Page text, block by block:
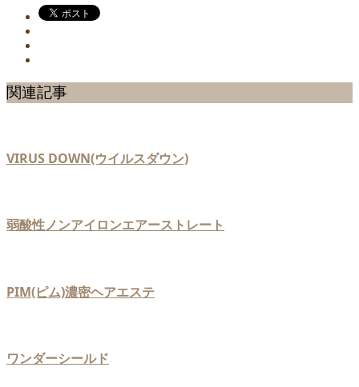
関連記事
VIRUS DOWN(ウイルスダウン)
弱酸性ノンアイロンエアーストレート
PIM(ピム)濃密ヘアエステ
ワンダーシールド